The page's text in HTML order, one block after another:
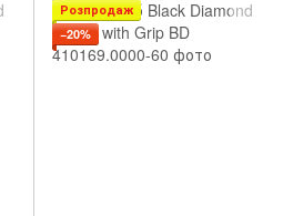
Розпродаж
−20%